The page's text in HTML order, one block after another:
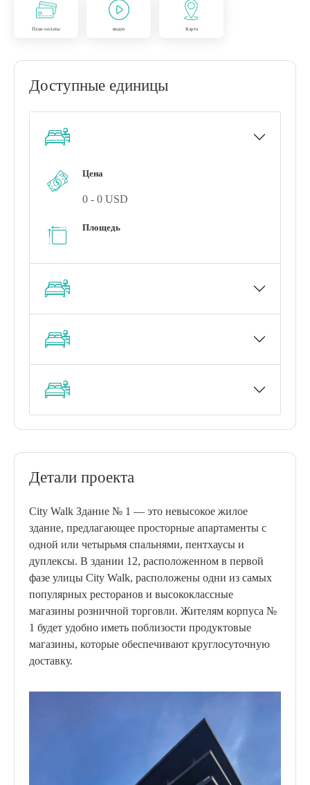
План оплаты видео Карта
Доступные единицы
Цена
0 - 0 USD
Площедь
Детали проекта
City Walk Здание № 1 — это невысокое жилое
здание, предлагающее просторные апартаменты с
одной или четырьмя спальнями, пентхаусы и
дуплексы. В здании 12, расположенном в первой
фазе улицы City Walk, расположены одни из самых
популярных ресторанов и высококлассные
магазины розничной торговли. Жителям корпуса №
1 будет удобно иметь поблизости продуктовые
магазины, которые обеспечивают круглосуточную
доставку.